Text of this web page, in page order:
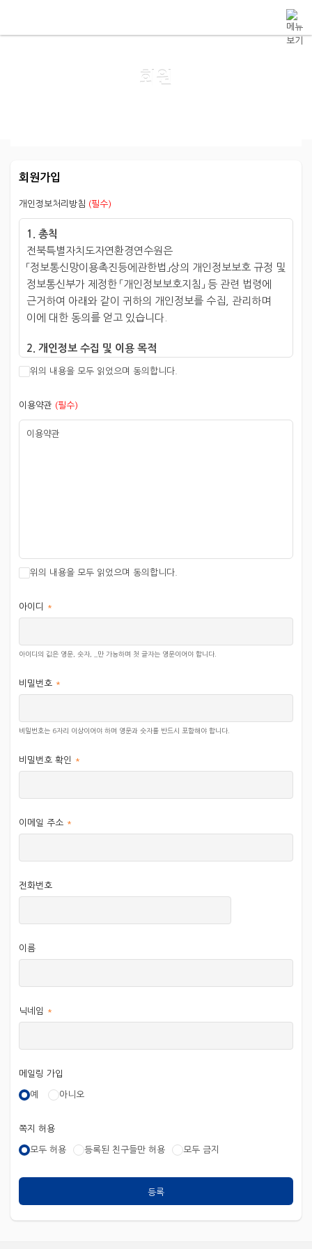
회원
회원가입
개인정보처리방침 (필수)
1. 총칙
전북특별자치도자연환경연수원은
「정보통신망이용촉진등에관한법」상의 개인정보보호 규정 및
정보통신부가 제정한 「개인정보보호지침」 등 관련 법령에
근거하여 아래와 같이 귀하의 개인정보를 수집, 관리하며
이에 대한 동의를 얻고 있습니다.
2. 개인정보 수집 및 이용 목적
전북특별자치도자연환경연수원 홈페이지 회원 관리, 교육/
자료, 사업보고를 위한 이용 통계 등
3. 개인정보 수집 항목
사항
개인정보 수집 및 이용 동의를 거부할 수 있으며 정보주체가
개인정보 수집 및 이용에 동의하지 않을 경우 회원가입이
기타 관련 문의사항 및 불만 사항은 홈페이지
통보하겠습니다.
위의 내용을 모두 읽었으며 동의합니다.
이용약관 (필수)
이용약관
위의 내용을 모두 읽었으며 동의합니다.
아이디 *
아이디의 값은 영문, 숫자, _만 가능하며 첫 글자는 영문이어야 합니다.
비밀번호 *
비밀번호는 6자리 이상이어야 하며 영문과 숫자를 반드시 포함해야 합니다.
비밀번호 확인 *
이메일 주소 *
전화번호
이름
닉네임 *
메일링 가입
예 아니오
쪽지 허용
모두 허용 등록된 친구들만 허용 모두 금지